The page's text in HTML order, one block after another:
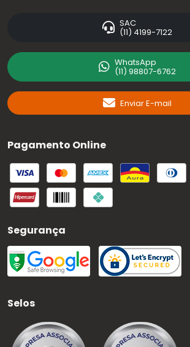
SAC
(11) 4199-7122
WhatsApp
(11) 98807-6762
Enviar E-mail
Pagamento Online
Segurança
Selos